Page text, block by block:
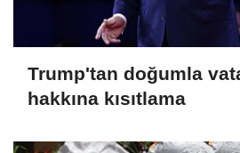
Trump'tan doğumla
hakkına kısıtlama